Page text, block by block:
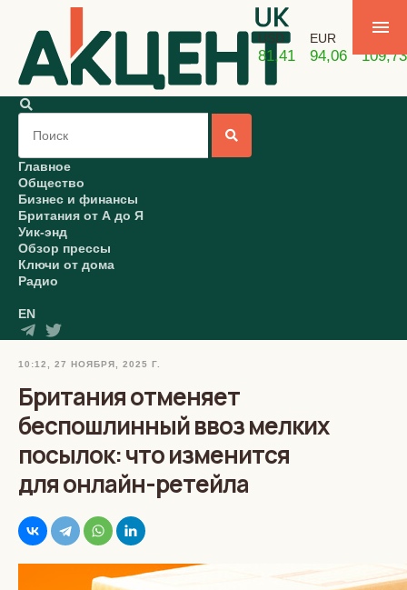
USD
81,41
EUR
94,06 109,73
Главное
Общество
Бизнес и финансы
Британия от А до Я
Уик-энд
Обзор прессы
Ключи от дома
Радио
EN
10:12, 27 НОЯБРЯ, 2025 Г.
Британия отменяет
беспошлинный ввоз мелких
посылок: что изменится
для онлайн-ретейла